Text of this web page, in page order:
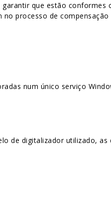
que estão conformes
processo de
num único serviço
de digitalizador utilizado,